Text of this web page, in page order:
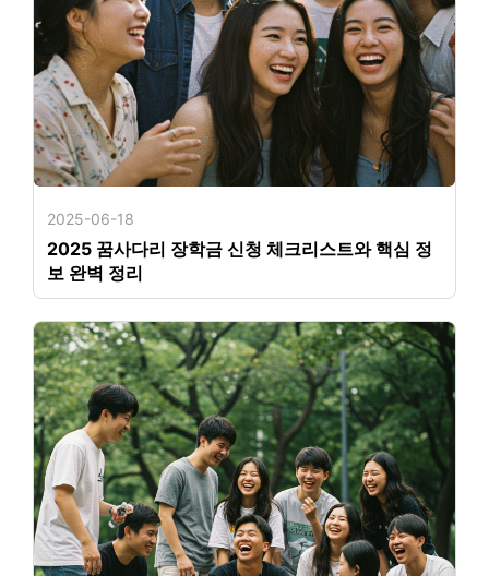
2025-06-18
2025 꿈사다리 장학금 신청 체크리스트와 핵심 정
보 완벽 정리